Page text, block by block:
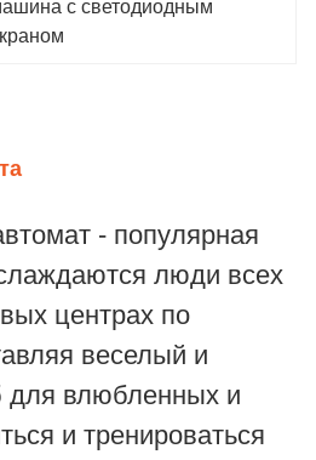
с светодиодным
- популярная
люди всех
центрах по
веселый и
для влюбленных и
и тренироваться